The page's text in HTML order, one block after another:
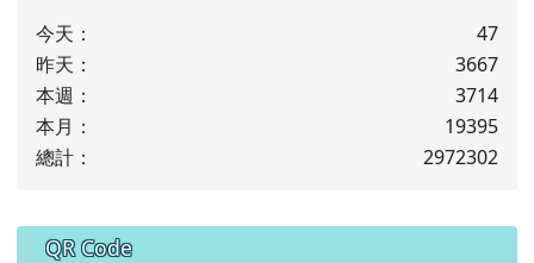
今天：
47
昨天：
3667
本週：
3714
本月：
19395
總計：
2972302
下中右區域內容
QR Code